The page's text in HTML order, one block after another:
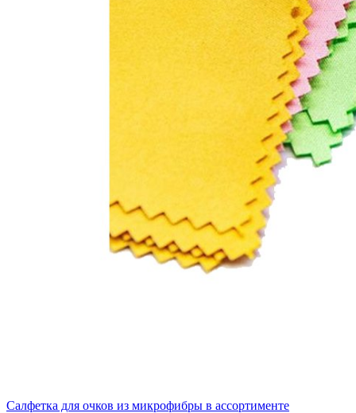
Салфетка для очков из микрофибры в ассортименте